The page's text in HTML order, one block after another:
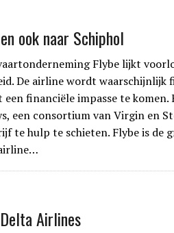
en ook naar Schiphol
Flybe lijkt
De airline wordt waarschijnlijk
financiële impasse te komen.
een consortium van Virgin en
te hulp te schieten. Flybe is de
Airlines